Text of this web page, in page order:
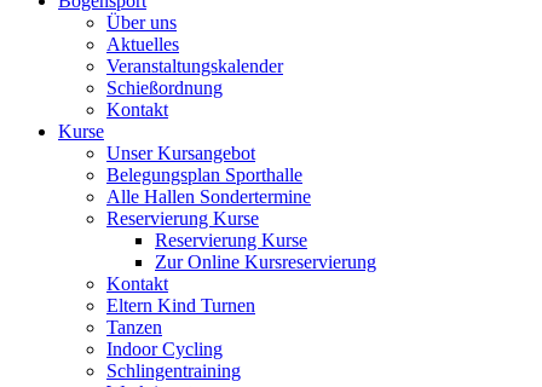
Über uns
Aktuelles
Veranstaltungskalender
Schießordnung
Kontakt
Kurse
Unser Kursangebot
Belegungsplan Sporthalle
Alle Hallen Sondertermine
Reservierung Kurse
Reservierung Kurse
Zur Online Kursreservierung
Kontakt
Eltern Kind Turnen
Tanzen
Indoor Cycling
Schlingentraining